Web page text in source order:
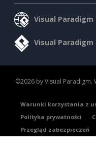
Visual Paradigm
Visual Paradigm
©2026 by Visual Paradigm.
Warunki korzystania z
Polityka prywatności
Przegląd zabezpieczeń